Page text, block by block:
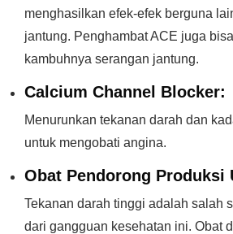
menghasilkan efek-efek berguna
jantung. Penghambat ACE juga
kambuhnya serangan jantung.
Calcium Channel Blocker:
Menurunkan tekanan darah dan
untuk mengobati angina.
Obat Pendorong Produksi
Tekanan darah tinggi adalah salah
dari gangguan kesehatan ini. Obat